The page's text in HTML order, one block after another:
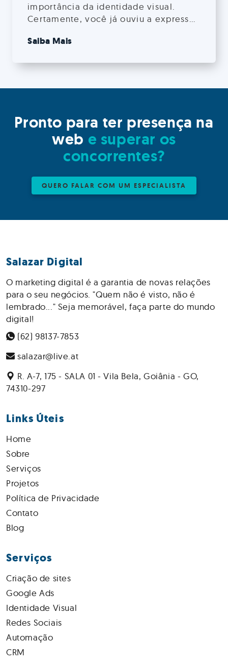
importância da identidade visual.
Certamente, você já ouviu a expressão
olhos”, digamos que o mesmo vale
Saiba Mais
Pronto para ter presença na
web e superar os
concorrentes?
QUERO FALAR COM UM ESPECIALISTA
Salazar Digital
O marketing digital é a garantia de novas relações
para o seu negócios. "Quem não é visto, não é
lembrado..." Seja memorável, faça parte do mundo
digital!
(62) 98137-7853
salazar@live.at
R. A-7, 175 - SALA 01 - Vila Bela, Goiânia - GO,
74310-297
Links Úteis
Home
Sobre
Serviços
Projetos
Política de Privacidade
Contato
Blog
Serviços
Criação de sites
Google Ads
Identidade Visual
Redes Sociais
Automação
CRM